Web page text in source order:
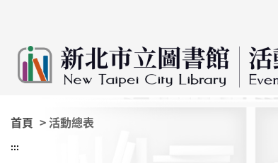
首頁 > 活動總表
:::